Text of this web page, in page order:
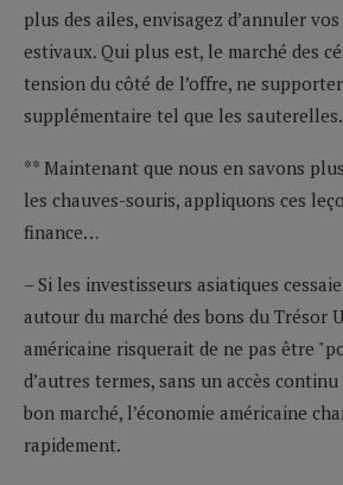
plus des ailes, envisagez d’annuler
estivaux. Qui plus est, le marché des
tension du côté de l’offre, ne
supplémentaire tel que les sauterelles.
** Maintenant que nous en savons
les chauves-souris, appliquons ces
finance…
– Si les investisseurs asiatiques
autour du marché des bons du Trésor
américaine risquerait de ne pas être
d’autres termes, sans un accès
bon marché, l’économie américaine
rapidement.